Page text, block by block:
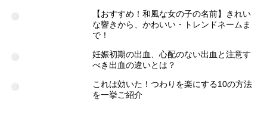
【おすすめ！和風な女の子の名前】きれい
な響きから、かわいい・トレンドネームま
で！
妊娠初期の出血、心配のない出血と注意す
べき出血の違いとは？
これは効いた！つわりを楽にする10の方法
を一挙ご紹介